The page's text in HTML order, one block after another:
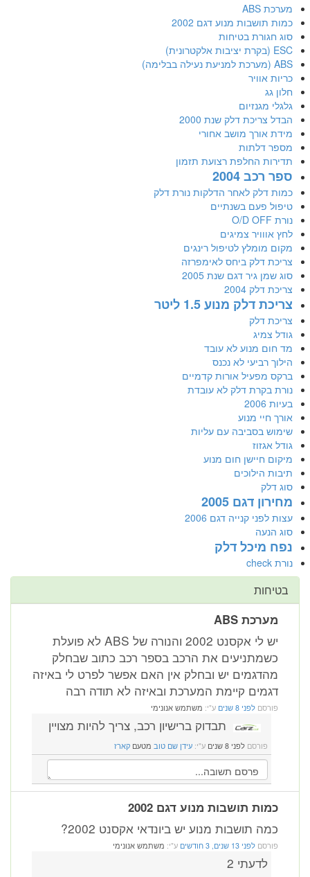
מערכת ABS
כמות תושבות מנוע דגם 2002
סוג חגורת בטיחות
ESC (בקרת יציבות אלקטרונית)
ABS (מערכת למניעת נעילה בבלימה)
כריות אוויר
חלון גג
גלגלי מגנזיום
הבדל צריכת דלק שנת 2000
מידת אורך מושב אחורי
מספר דלתות
תדירות החלפת רצועת תזמון
ספר רכב 2004
כמות דלק לאחר הדלקות נורת דלק
טיפול פעם בשנתיים
נורת O/D OFF
לחץ אווויר צמיגים
מקום מומלץ לטיפול רינגים
צריכת דלק ביחס לאימפרזה
סוג שמן גיר דגם שנת 2005
צריכת דלק 2004
צריכת דלק מנוע 1.5 ליטר
צריכת דלק
גודל צמיג
מד חום מנוע לא עובד
הילוך רביעי לא נכנס
ברקס מפעיל אורות קדמיים
נורת בקרת דלק לא עובדת
בעיות 2006
אורך חיי מנוע
שימוש בסביבה עם עליות
גודל אגזוז
מיקום חיישן חום מנוע
תיבות הילוכים
סוג דלק
מחירון דגם 2005
עצות לפני קנייה דגם 2006
סוג הנעה
נפח מיכל דלק
נורת check
בטיחות
מערכת ABS
יש לי אקסנט 2002 והנורה של ABS לא פועלת
כשמתניעים את הרכב בספר רכב כתוב שבחלק
מהדגמים יש ובחלק אין האם אפשר לפרט לי באיזה
דגמים קיימת המערכת ובאיזה לא תודה רבה
פורסם לפני 8 שנים ע"י: משתמש אנונימי
תבדוק ברישיון רכב, צריך להיות מצויין
פורסם לפני 8 שנים ע"י: עידן שם טוב מטעם קארז
כמות תושבות מנוע דגם 2002
כמה תושבות מנוע יש ביונדאי אקסנט 2002?
פורסם לפני 13 שנים, 3 חודשים ע"י: משתמש אנונימי
לדעתי 2